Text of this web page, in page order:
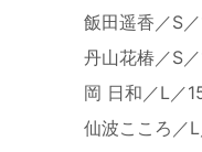
飯田遥香／S／
丹山花椿／S／
岡 日和／L／
仙波こころ／L